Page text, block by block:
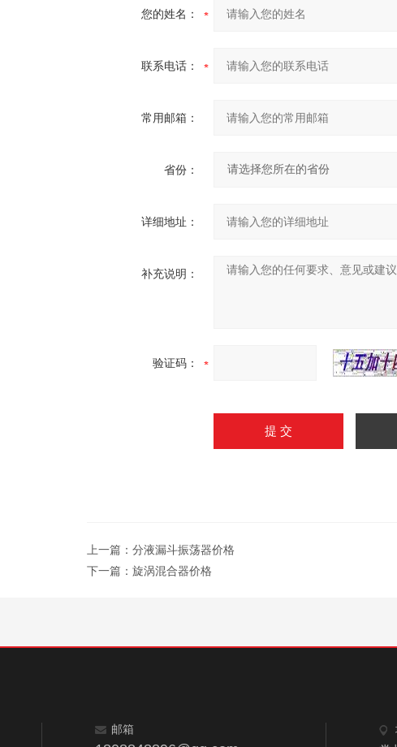
您的姓名：
联系电话：
常用邮箱：
省份：
详细地址：
补充说明：
验证码：
上一篇： 分液漏斗振荡器价格
下一篇： 旋涡混合器价格
邮箱